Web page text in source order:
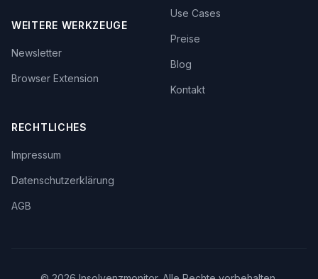
WEITERE WERKZEUGE
Newsletter
Browser Extension
Use Cases
Preise
Blog
Kontakt
RECHTLICHES
Impressum
Datenschutzerklärung
AGB